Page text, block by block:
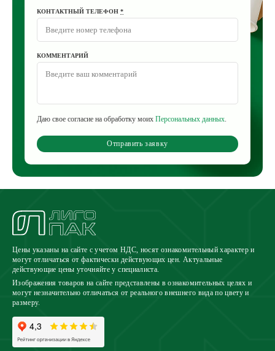
КОНТАКТНЫЙ ТЕЛЕФОН *
КОММЕНТАРИЙ
Даю свое согласие на обработку моих Персональных данных
Отправить заявку
Цены указаны на сайте с учетом НДС, носят ознакомительный характер и
могут отличаться от фактически действующих цен. Актуальные
действующие цены уточняйте у специалиста.
Изображения товаров на сайте представлены в ознакомительных целях и
могут незначительно отличаться от реального внешнего вида по цвету и
размеру.